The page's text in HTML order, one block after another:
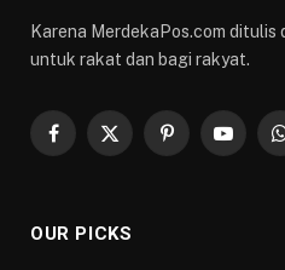
Karena MerdekaPos.com ditulis
untuk rakat dan bagi rakyat.
Facebook
X
Pinterest
OUR PICKS